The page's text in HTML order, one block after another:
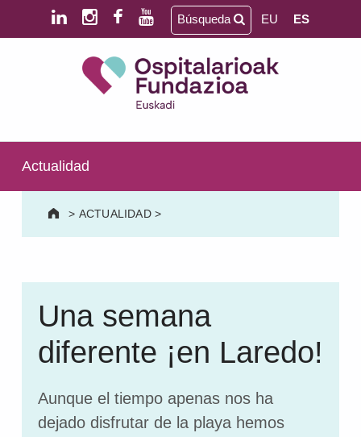
Saltar al contenido principal
Saltar al pie de página
SALUD MENTAL | DISCAPACIDAD INTELECTUAL | NEURORREHABILITACIÓN Y DAÑO CEREBRAL | PERSONA MAYOR
Búsqueda EU ES
Actualidad
> ACTUALIDAD>
Una semana
diferente ¡en Laredo!
Aunque el tiempo apenas nos ha
dejado disfrutar de la playa hemos